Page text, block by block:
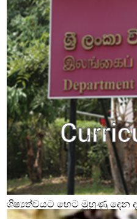
ශිෂ්‍යත්වයට හෙට මුහුණු දෙන